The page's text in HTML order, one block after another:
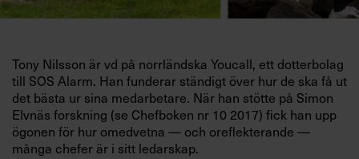
Tony Nilsson är vd på norrländska Youcall, ett dotterbolag
till SOS Alarm. Han funderar ständigt över hur de ska få ut
det bästa ur sina medarbetare. När han stötte på Simon
Elvnäs forskning (se Chefboken nr 10 2017) fick han upp
ögonen för hur omedvetna — och oreflekterande —
många chefer är i sitt ledarskap.